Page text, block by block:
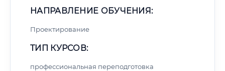
НАПРАВЛЕНИЕ ОБУЧЕНИЯ:
Проектирование
ТИП КУРСОВ:
профессиональная переподготовка